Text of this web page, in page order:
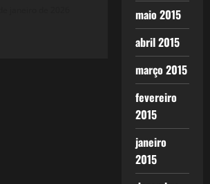
maio 2015
abril 2015
março 2015
fevereiro
2015
janeiro
2015